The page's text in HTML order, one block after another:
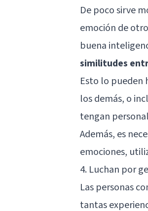
De poco sirve
emoción de
buena
similitudes
Esto lo pueden
los demás, o
tengan
Además, es
emociones,
4. Luchan por
Las personas
tantas